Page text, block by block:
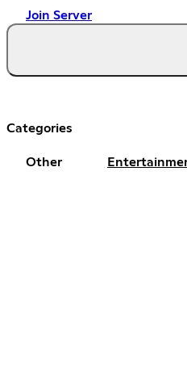
Join Server
Categories
Other